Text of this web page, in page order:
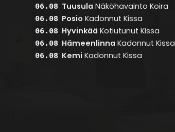
06.08 Tuusula Näköhavainto Koira
06.08 Posio Kadonnut Kissa
06.08 Hyvinkää Kotiutunut Kissa
06.08 Hämeenlinna Kadonnut Kissa
06.08 Kemi Kadonnut Kissa